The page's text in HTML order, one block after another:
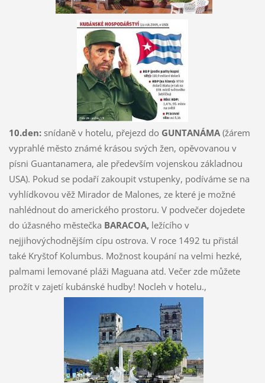
10.den:snídaně v hotelu, přejezd do GUNTANÁMA(žárem
vyprahlé město známé krásou svých žen, opěvovanou v
písni Guantanamera, ale především vojenskou základnou
USA). Pokud se podaří zakoupit vstupenky, podíváme se na
vyhlídkovou věž Mirador de Malones, ze které je možné
nahlédnout do amerického prostoru. V podvečer dojedete
do úžasného městečka BARACOA,ležícího v
nejjihovýchodnějším cípu ostrova. V roce 1492 tu přistál
také Kryštof Kolumbus. Možnost koupání na velmi hezké,
palmami lemované pláži Maguana atd. Večer zde můžete
prožít v zajetí kubánské hudby! Nocleh v hotelu.,